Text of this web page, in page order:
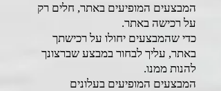
המבצעים המופיעים באתר, חלים רק
על רכישה באתר.
כדי שהמבצעים יחולו על רכישתך
באתר, עליך לבחור במבצע שברצונך
להנות ממנו.
המבצעים המופיעים בעלונים